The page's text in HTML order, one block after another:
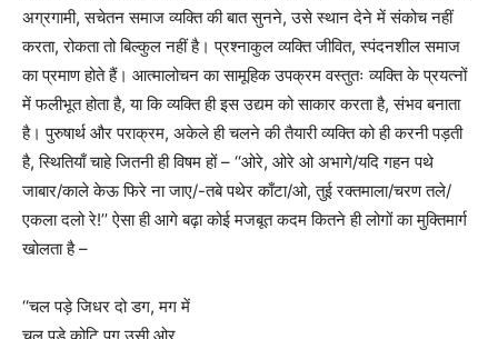
अग्रगामी, सचेतन समाज व्यक्ति की बात सुनने, उसे स्थान देने में संकोच नहीं
करता, रोकता तो बिल्कुल नहीं है। प्रश्नाकुल व्यक्ति जीवित, स्पंदनशील समाज
का प्रमाण होते हैं। आत्मालोचन का सामूहिक उपक्रम वस्तुतः व्यक्ति के प्रयत्नों
में फलीभूत होता है, या कि व्यक्ति ही इस उद्यम को साकार करता है, संभव बनाता
है। पुरुषार्थ और पराक्रम, अकेले ही चलने की तैयारी व्यक्ति को ही करनी पड़ती
है, स्थितियाँ चाहे जितनी ही विषम हों – ‘‘ओरे, ओरे ओ अभागे/यदि गहन पथे
जाबार/काले केऊ फिरे ना जाए/-तबे पथेर काँटा/ओ, तुई रक्तमाला/चरण तले/
एकला दलो रे!’’ ऐसा ही आगे बढ़ा कोई मजबूत कदम कितने ही लोगों का मुक्तिमार्ग
खोलता है –
‘‘चल पड़े जिधर दो डग, मग में
चल पड़े कोटि पग उसी ओर